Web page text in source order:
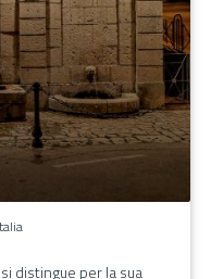
distingue per la sua